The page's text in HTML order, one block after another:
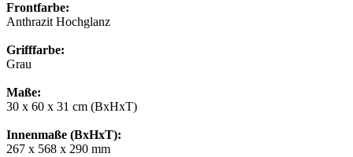
Frontfarbe:
Anthrazit Hochglanz
Grifffarbe:
Grau
Maße:
30 x 60 x 31 cm (BxHxT)
Innenmaße (BxHxT):
267 x 568 x 290 mm